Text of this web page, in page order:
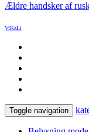
Ældre handsker af
ViKaLi
Toggle navigation